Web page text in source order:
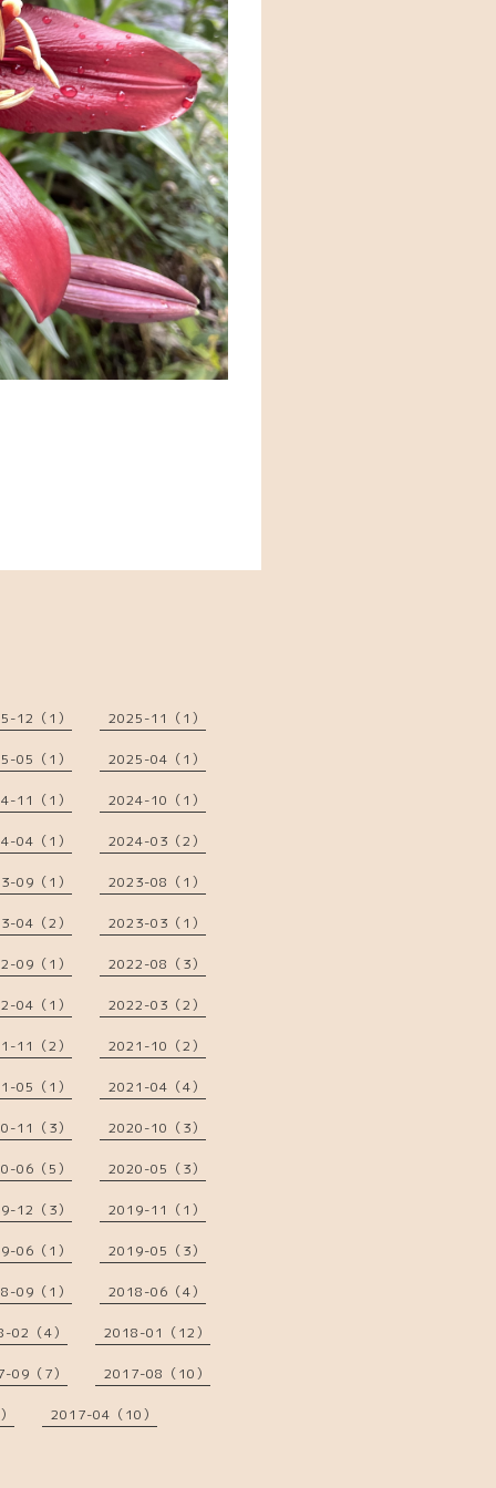
12（1） 2025-11（1）
05（1） 2025-04（1）
11（1） 2024-10（1）
04（1） 2024-03（2）
09（1） 2023-08（1）
04（2） 2023-03（1）
09（1） 2022-08（3）
04（1） 2022-03（2）
11（2） 2021-10（2）
05（1） 2021-04（4）
11（3） 2020-10（3）
06（5） 2020-05（3）
12（3） 2019-11（1）
06（1） 2019-05（3）
09（1） 2018-06（4）
02（4） 2018-01（12）
09（7） 2017-08（10）
2017-04（10）